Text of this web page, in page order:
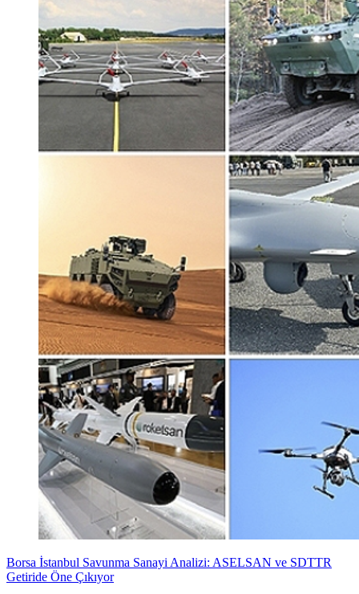
Borsa İstanbul Savunma Sanayi Analizi: ASELSAN ve SDTTR
Getiride Öne Çıkıyor